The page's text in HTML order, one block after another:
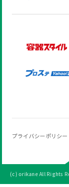
プライバシーポリシー
(c) orikane All Rights